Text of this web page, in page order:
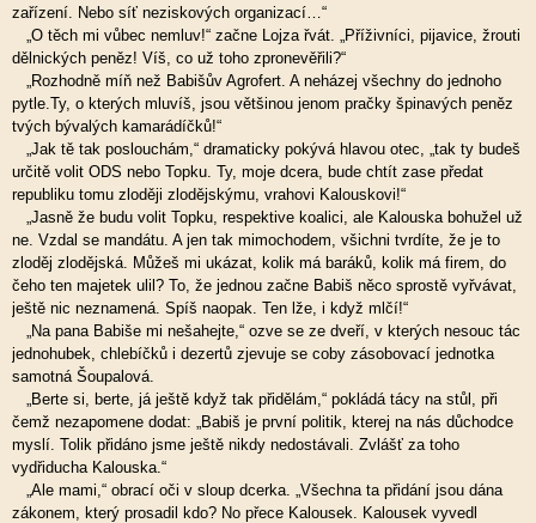
zařízení. Nebo síť neziskových organizací…“
„O těch mi vůbec nemluv!“ začne Lojza řvát. „Příživníci, pijavice, žrouti
dělnických peněz! Víš, co už toho zpronevěřili?“
„Rozhodně míň než Babišův Agrofert. A neházej všechny do jednoho
pytle.Ty, o kterých mluvíš, jsou většinou jenom pračky špinavých peněz
tvých bývalých kamarádíčků!“
„Jak tě tak poslouchám,“ dramaticky pokývá hlavou otec, „tak ty budeš
určitě volit ODS nebo Topku. Ty, moje dcera, bude chtít zase předat
republiku tomu zloději zlodějskýmu, vrahovi Kalouskovi!“
„Jasně že budu volit Topku, respektive koalici, ale Kalouska bohužel už
ne. Vzdal se mandátu. A jen tak mimochodem, všichni tvrdíte, že je to
zloděj zlodějská. Můžeš mi ukázat, kolik má baráků, kolik má firem, do
čeho ten majetek ulil? To, že jednou začne Babiš něco sprostě vyřvávat,
ještě nic neznamená. Spíš naopak. Ten lže, i když mlčí!“
„Na pana Babiše mi nešahejte,“ ozve se ze dveří, v kterých nesouc tác
jednohubek, chlebíčků i dezertů zjevuje se coby zásobovací jednotka
samotná Šoupalová.
„Berte si, berte, já ještě když tak přidělám,“ pokládá tácy na stůl, při
čemž nezapomene dodat: „Babiš je první politik, kterej na nás důchodce
myslí. Tolik přidáno jsme ještě nikdy nedostávali. Zvlášť za toho
vydřiducha Kalouska.“
„Ale mami,“ obrací oči v sloup dcerka. „Všechna ta přidání jsou dána
zákonem, který prosadil kdo? No přece Kalousek. Kalousek vyvedl